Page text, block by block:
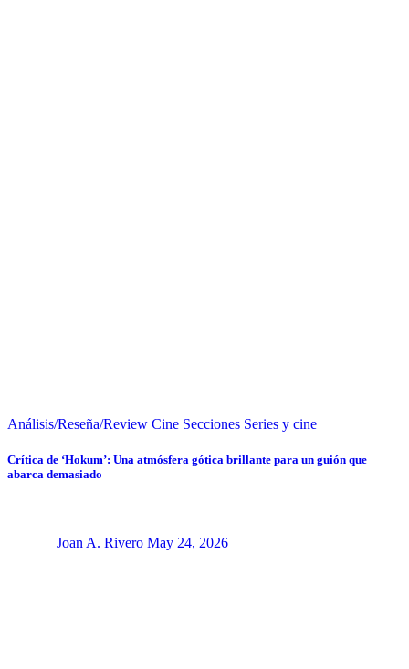
Análisis/Reseña/Review Cine Secciones Series y cine
Crítica de ‘Hokum’: Una atmósfera gótica brillante para un guión que
abarca demasiado
Joan A. Rivero May 24, 2026